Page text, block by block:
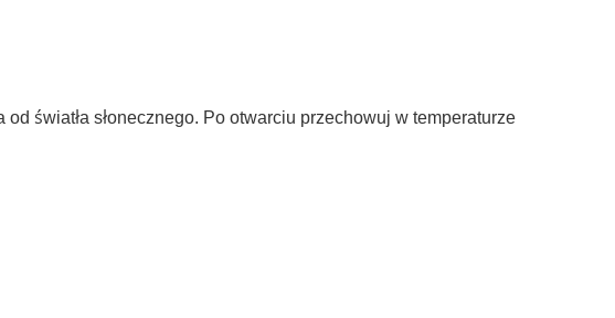
światła słonecznego. Po otwarciu przechowuj w temperaturze